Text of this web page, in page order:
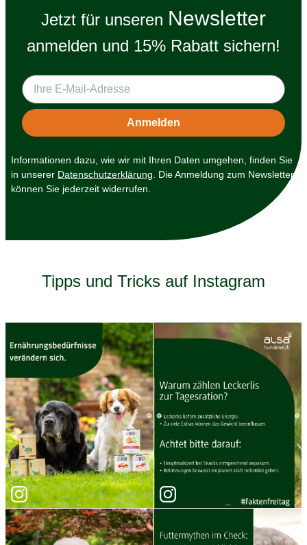
Jetzt für unseren Newsletter
anmelden und 15% Rabatt sichern!
Informationen dazu, wie wir mit Ihren Daten umgehen, finden Sie
in unserer Datenschutzerklärung . Die Anmeldung zum Newsletter
können Sie jederzeit widerrufen.
Tipps und Tricks auf Instagram